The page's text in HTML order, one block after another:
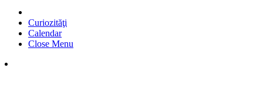
Curiozităţi
Calendar
Close Menu